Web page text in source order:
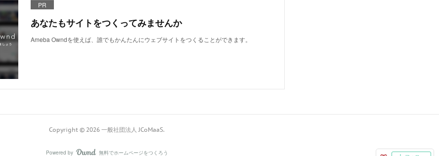
PR
あなたもサイトをつくってみませんか
Ameba Owndを使えば、誰でもかんたんにウェブサイトをつくることができます。
Copyright © 2026 一般社団法人 JCoMaaS.
Powered by 無料でホームページをつくろう